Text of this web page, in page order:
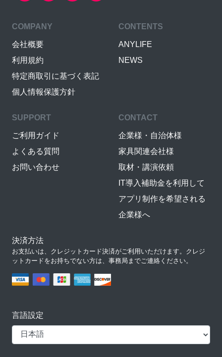
COMPANY
会社概要
利用規約
特定商取引に基づく表記
個人情報保護方針
CONTENTS
ANYLIFE
NEWS
SUPPORT
ご利用ガイド
よくある質問
お問い合わせ
CONTACT
企業様・自治体様
家具関連会社様
取材・講演依頼
IT導入補助金を利用して
アプリ制作を希望される
企業様へ
決済方法
お支払いは、クレジットカード決済がご利用いただけます。クレジ
ットカードをお持ちでない方は、事務局までご連絡ください。
言語設定